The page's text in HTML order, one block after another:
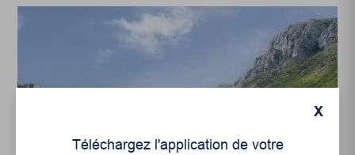
X
Téléchargez l'application de votre